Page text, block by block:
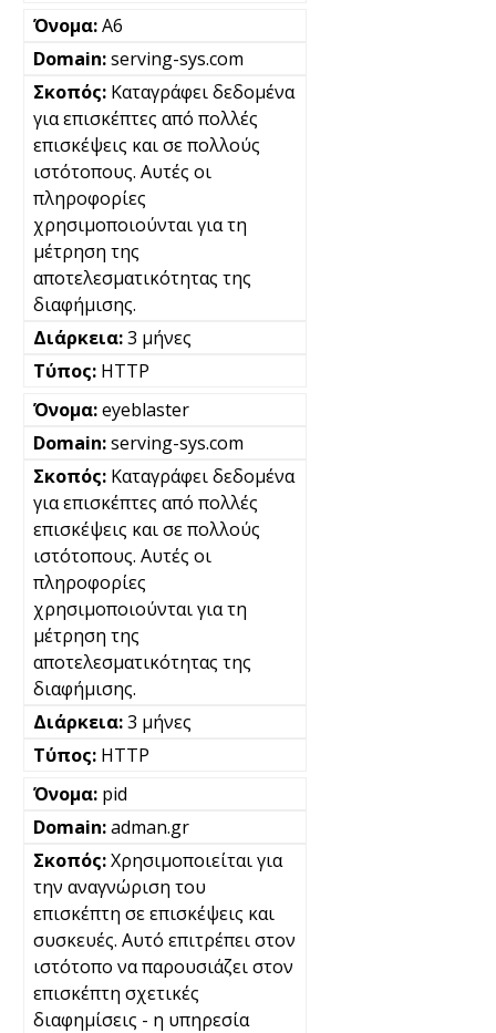
A6
serving-sys.com
Καταγράφει δεδομένα
για επισκέπτες από πολλές
επισκέψεις και σε πολλούς
ιστότοπους. Αυτές οι
πληροφορίες
χρησιμοποιούνται για τη
μέτρηση της
αποτελεσματικότητας της
διαφήμισης.
3 μήνες
HTTP
eyeblaster
serving-sys.com
Καταγράφει δεδομένα
για επισκέπτες από πολλές
επισκέψεις και σε πολλούς
ιστότοπους. Αυτές οι
πληροφορίες
χρησιμοποιούνται για τη
μέτρηση της
αποτελεσματικότητας της
διαφήμισης.
3 μήνες
HTTP
pid
adman.gr
Χρησιμοποιείται για
την αναγνώριση του
επισκέπτη σε επισκέψεις και
συσκευές. Αυτό επιτρέπει στον
ιστότοπο να παρουσιάζει στον
επισκέπτη σχετικές
διαφημίσεις - η υπηρεσία